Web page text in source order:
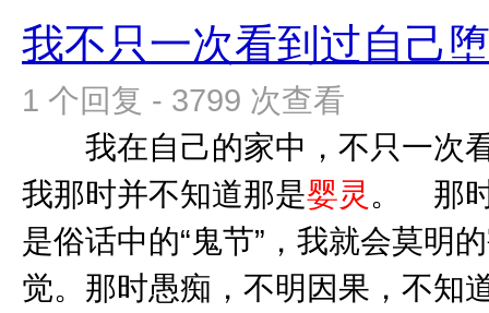
我不只一次看到过自己
1 个回复 - 3799 次查看
我在自己的家中，不只一次
我那时并不知道那是婴灵 。 那
是俗话中的“鬼节”，我就会莫明
觉。那时愚痴，不明因果，不知